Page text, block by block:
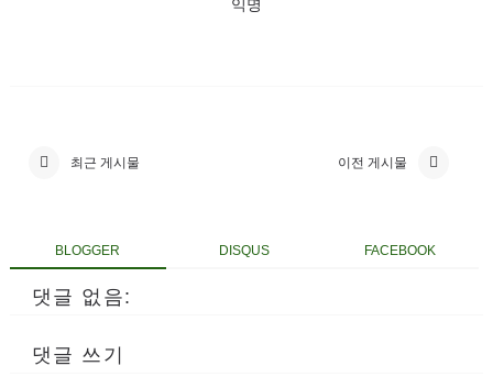
익명
최근 게시물 이전 게시물
BLOGGER DISQUS FACEBOOK
댓글 없음:
댓글 쓰기